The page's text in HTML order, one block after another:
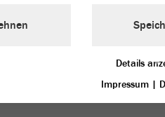
Details
Impressum |